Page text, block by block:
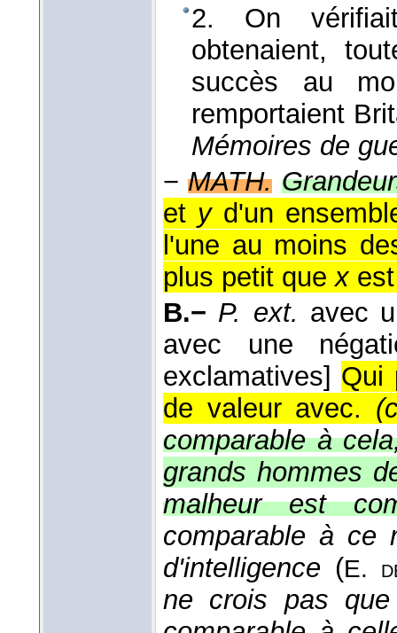
2. On
obtenaient,
succès au
remportaient
Mémoires de
−MATH.
et yd'un
l'une au moins
plus petit quexest
B.− P. ext. avec
avec une
exclamatives] Qui
de valeur avec.
comparable à
grands hommes
malheur est
comparable à ce
d'intelligence (E.
ne crois pas que